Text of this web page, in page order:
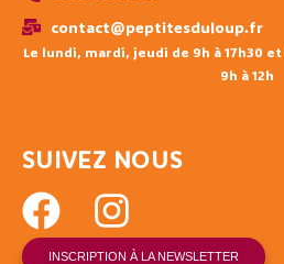
contact@peptitesduloup.fr
Le lundi, mardi, jeudi de 9h à 17h30
9h à 12h
SUIVEZ NOUS
INSCRIPTION À LA NEWSLETTER